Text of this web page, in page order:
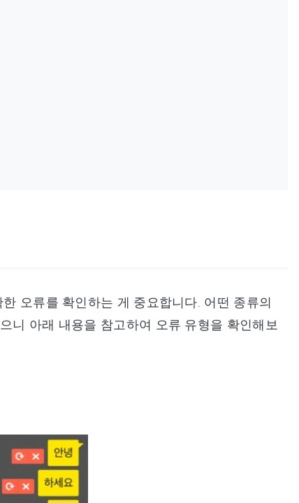
오류를 확인하는 게 중요합니다. 어떤 종류의
니 아래 내용을 참고하여 오류 유형을 확인해보